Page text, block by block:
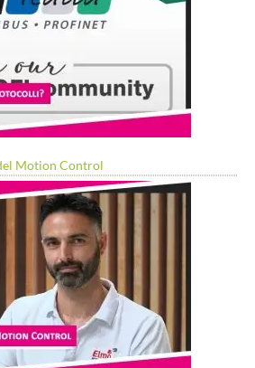
Motion Control